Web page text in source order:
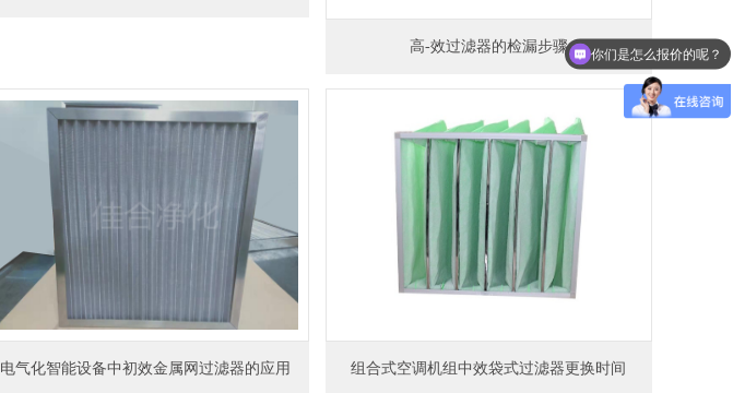
高-效过滤器的检漏步骤
电气化智能设备中初效金属网过滤器的应用 组合式空调机组中效袋式过滤器更换时间
你们是怎么报价的呢？
发货从哪里？